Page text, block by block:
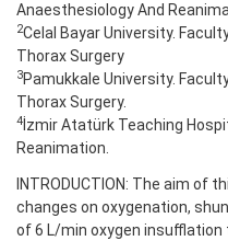
Anaesthesiology And
2Celal Bayar University.
Thorax Surgery
3Pamukkale University.
Thorax Surgery.
4 İzmir Atatürk Teaching
Reanimation.
INTRODUCTION: The aim
changes on oxygenation,
of 6 L/min oxygen